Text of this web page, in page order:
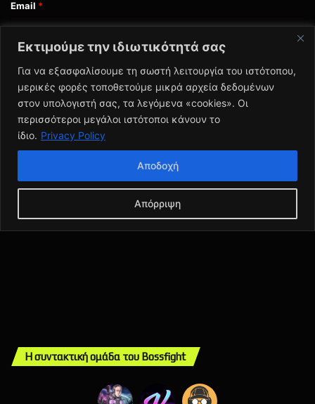
Η συντακτική ομάδα του Bossfight